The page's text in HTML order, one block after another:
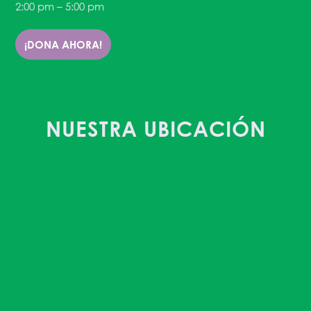
2:00 pm – 5:00 pm
¡DONA AHORA!
NUESTRA UBICACIÓN